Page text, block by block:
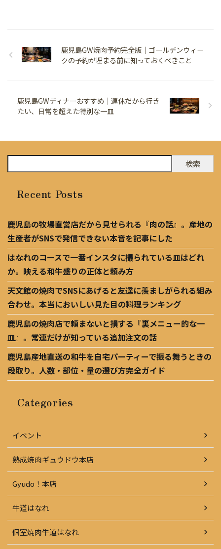
鹿児島GW焼肉予約完全版｜ゴールデンウィー
クの予約が埋まる前に知っておくべきこと
鹿児島GWディナーおすすめ｜連休だから行き
たい、日常を超えた特別な一皿
検索
Recent Posts
鹿児島の牧場直営店だから見せられる『肉の話』。産地の
生産者がSNSで発信できない本音を記事にした
はなれのコースで一番インスタに撮られている皿はどれ
か。映える和牛盛りの正体と頼み方
天文館の焼肉でSNSにあげると友達に羨ましがられる組み
合わせ。本当においしい見た目の料理ランキング
鹿児島の焼肉店で頼まないと損する『裏メニュー的な一
皿』。常連だけが知っている追加注文の話
鹿児島産地直送の和牛を自宅パーティーで振る舞うときの
段取り。人数・部位・量の選び方完全ガイド
Categories
イベント
熟成焼肉ギュウドウ本店
Gyudo！本店
牛道はなれ
個室焼肉牛道はなれ